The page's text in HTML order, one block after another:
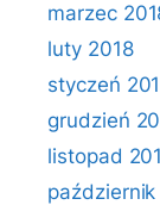
marzec
luty 2018
styczeń
grudzień
listopad
październik